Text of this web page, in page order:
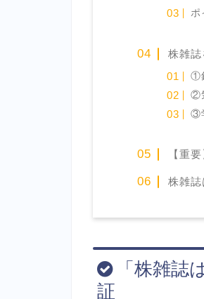
ポ
株雑
①
②
③
【重
株雑誌
「株雑
証